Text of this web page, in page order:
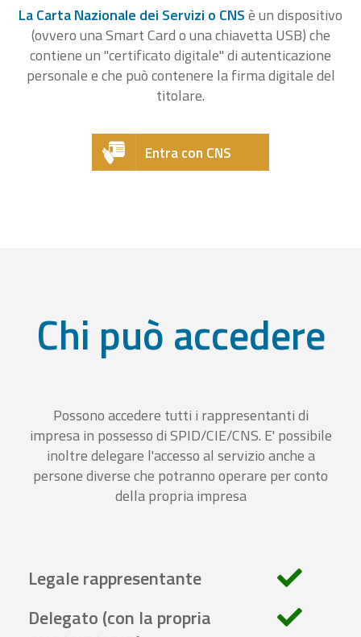
La Carta Nazionale dei Servizi o CNSè un dispositivo
(ovvero una Smart Card o una chiavetta USB) che
contiene un "certificato digitale" di autenticazione
personale e che può contenere la firma digitale del
titolare.
Entra con CNS
Chi può accedere
Possono accedere tutti i rappresentanti di
impresa in possesso di SPID/CIE/CNS. E' possibile
inoltre delegare l'accesso al servizio anche a
persone diverse che potranno operare per conto
della propria impresa
Legale rappresentante
Delegato (con la propria